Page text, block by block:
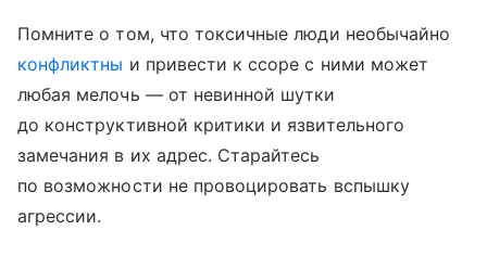
Помните о том, что токсичные люди необычайно
конфликтны и привести к ссоре с ними может
любая мелочь — от невинной шутки
до конструктивной критики и язвительного
замечания в их адрес. Старайтесь
по возможности не провоцировать вспышку
агрессии.